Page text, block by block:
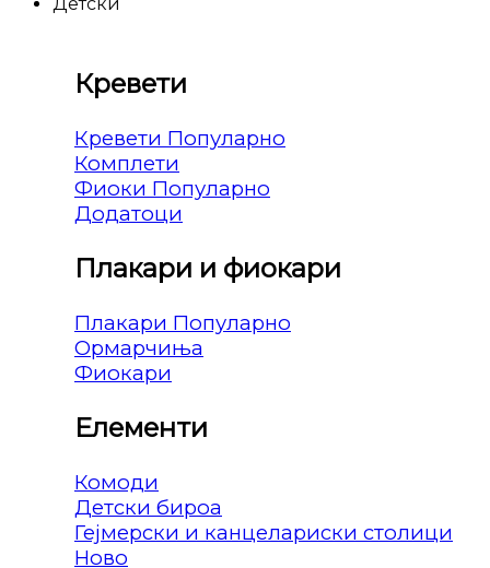
Кревети
Кревети
Комплети
Фиоки
Додатоци
Плакари и фиокари
Плакари
Ормарчиња
Фиокари
Елементи
Комоди
Детски бироа
Гејмерски и канцелариски столици